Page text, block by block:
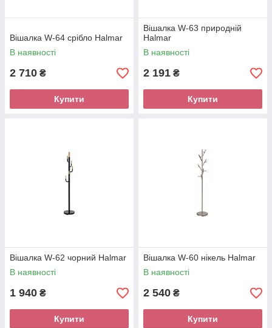
Вішалка W-64 срібло Halmar
В наявності
2 710 ₴
Купити
Вішалка W-63 природній
Halmar
В наявності
2 191 ₴
Купити
Вішалка W-62 чорний Halmar
В наявності
1 940 ₴
Купити
Вішалка W-60 нікель Halmar
В наявності
2 540 ₴
Купити